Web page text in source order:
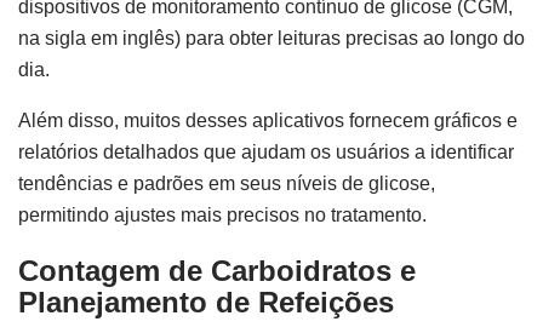
dispositivos de monitoramento contínuo de glicose (CGM,
na sigla em inglês) para obter leituras precisas ao longo do
dia.
Além disso, muitos desses aplicativos fornecem gráficos e
relatórios detalhados que ajudam os usuários a identificar
tendências e padrões em seus níveis de glicose,
permitindo ajustes mais precisos no tratamento.
Contagem de Carboidratos e
Planejamento de Refeições